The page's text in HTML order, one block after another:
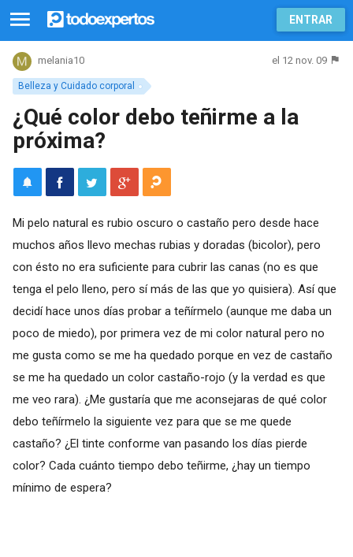
ENTRAR
Belleza y Cuidado corporal
melania10 el 12 nov. 09
¿Qué color debo teñirme a la
próxima?
Mi pelo natural es rubio oscuro o castaño pero desde hace
muchos años llevo mechas rubias y doradas (bicolor), pero
con ésto no era suficiente para cubrir las canas (no es que
tenga el pelo lleno, pero sí más de las que yo quisiera). Así que
decidí hace unos días probar a teñírmelo (aunque me daba un
poco de miedo), por primera vez de mi color natural pero no
me gusta como se me ha quedado porque en vez de castaño
se me ha quedado un color castaño-rojo (y la verdad es que
me veo rara). ¿Me gustaría que me aconsejaras de qué color
debo teñírmelo la siguiente vez para que se me quede
castaño? ¿El tinte conforme van pasando los días pierde
color? Cada cuánto tiempo debo teñirme, ¿hay un tiempo
mínimo de espera?